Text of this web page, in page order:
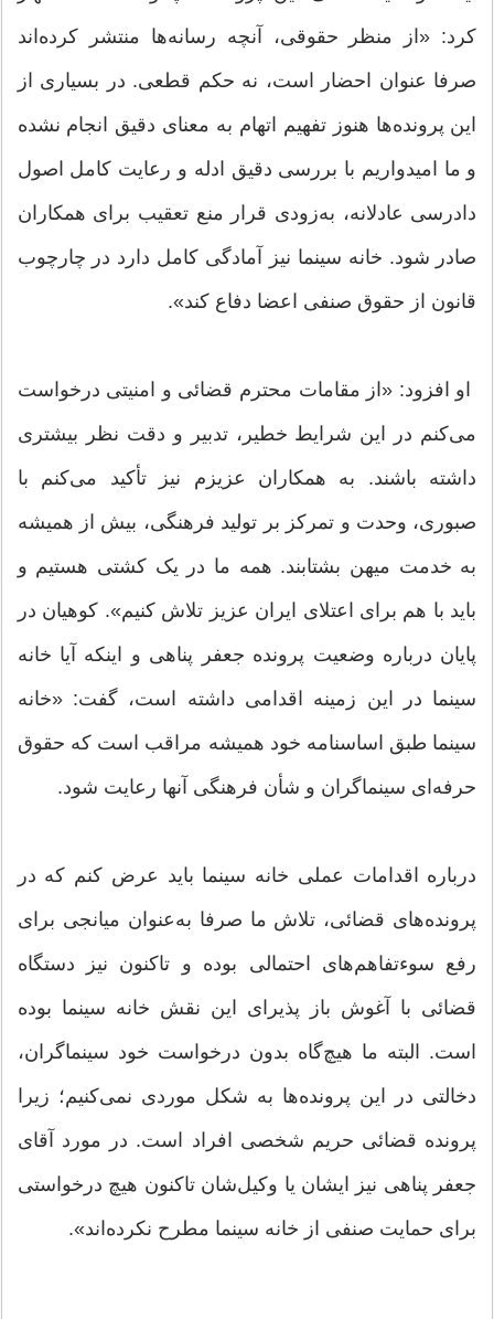
کرد: «‌از منظر حقوقی، آنچه رسانه‌ها منتشر کرده‌اند
صرفا عنوان احضار است، نه حکم قطعی. در بسیاری از
این پرونده‌ها هنوز تفهیم اتهام به معنای دقیق انجام نشده
و ما امیدواریم با بررسی دقیق ادله و رعایت کامل اصول
دادرسی عادلانه، به‌زودی قرار منع تعقیب برای همکاران
صادر شود. خانه سینما نیز آمادگی کامل دارد در چارچوب
قانون از حقوق صنفی اعضا دفاع کند‌».
او افزود: «از مقامات محترم قضائی و امنیتی درخواست
می‌کنم ‌در این شرایط خطیر، تدبیر و دقت نظر بیشتری
داشته باشند. به همکاران عزیزم نیز تأکید می‌کنم ‌با
صبوری، وحدت و تمرکز بر تولید فرهنگی، بیش از همیشه
به خدمت میهن بشتابند. همه ما در یک کشتی هستیم و
باید با هم برای اعتلای ایران عزیز تلاش کنیم‌‌». کوهیان در
پایان درباره وضعیت پرونده جعفر پناهی و اینکه آیا خانه
سینما در این زمینه اقدامی داشته است، گفت: «‌خانه
سینما طبق اساسنامه خود همیشه مراقب است که حقوق
حرفه‌ای سینماگران و شأن فرهنگی آنها رعایت شود.
درباره اقدامات عملی خانه سینما باید عرض کنم که در
پرونده‌های قضائی، تلاش ما صرفا به‌عنوان میانجی برای
رفع سوءتفاهم‌ها‌ی احتمالی بوده و تاکنون نیز دستگاه
قضائی با آغوش باز پذیرای این نقش خانه سینما بوده
است. البته ما هیچ‌گاه بدون درخواست خود سینماگران،
دخالتی در این پرونده‌ها به شکل موردی نمی‌کنیم؛ زیرا
پرونده قضائی حریم شخصی افراد است. در مورد آقای
جعفر پناهی نیز ایشان یا وکیل‌شان تاکنون هیچ درخواستی
برای حمایت صنفی از خانه سینما مطرح نکرده‌اند».